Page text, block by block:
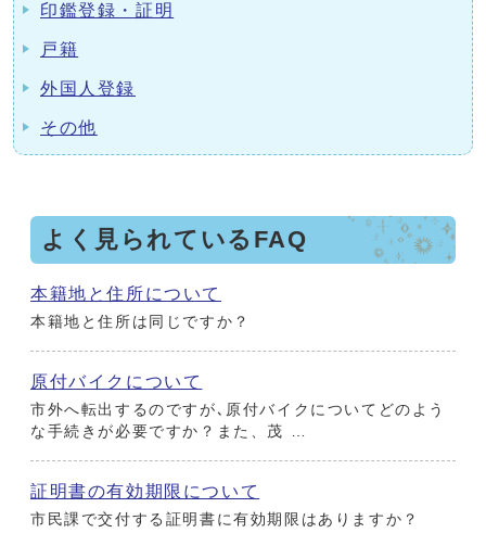
印鑑登録・証明
戸籍
外国人登録
その他
よく見られているFAQ
本籍地と住所について
本籍地と住所は同じですか？
原付バイクについて
市外へ転出するのですが､原付バイクについてどのよう
な手続きが必要ですか？また、茂 …
証明書の有効期限について
市民課で交付する証明書に有効期限はありますか？